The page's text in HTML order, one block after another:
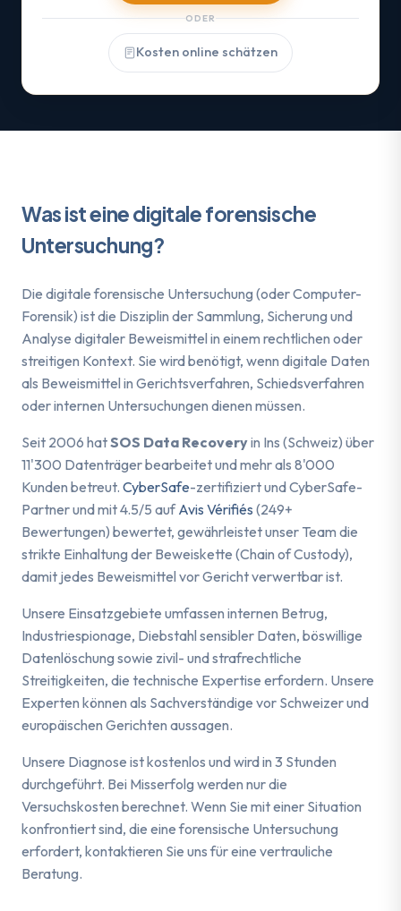
ODER
Kosten online schätzen
Was ist eine digitale forensische
Untersuchung?
Die digitale forensische Untersuchung (oder Computer-
Forensik) ist die Disziplin der Sammlung, Sicherung und
Analyse digitaler Beweismittel in einem rechtlichen oder
streitigen Kontext. Sie wird benötigt, wenn digitale Daten
als Beweismittel in Gerichtsverfahren, Schiedsverfahren
oder internen Untersuchungen dienen müssen.
Seit 2006 hatSOS Data Recoveryin Ins (Schweiz) über
11'300 Datenträger bearbeitet und mehr als 8'000
Kunden betreut. CyberSafe-zertifiziert und CyberSafe-
Partner und mit 4.5/5 aufAvis Vérifiés (249+
Bewertungen) bewertet, gewährleistet unser Team die
strikte Einhaltung der Beweiskette (Chain of Custody),
damit jedes Beweismittel vor Gericht verwertbar ist.
Unsere Einsatzgebiete umfassen internen Betrug,
Industriespionage, Diebstahl sensibler Daten, böswillige
Datenlöschung sowie zivil- und strafrechtliche
Streitigkeiten, die technische Expertise erfordern. Unsere
Experten können als Sachverständige vor Schweizer und
europäischen Gerichten aussagen.
Unsere Diagnose ist kostenlos und wird in 3 Stunden
durchgeführt. Bei Misserfolg werden nur die
Versuchskosten berechnet. Wenn Sie mit einer Situation
konfrontiert sind, die eine forensische Untersuchung
erfordert, kontaktieren Sie uns für eine vertrauliche
Beratung.